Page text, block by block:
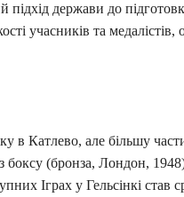
підхід держави до
учасників та медалістів,
в Катлево, але більшу
боксу (бронза, Лондон,
Іграх у Гельсінкі став